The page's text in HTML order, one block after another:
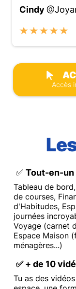
Cindy
Accès
✅ Tout-en-un
Tableau de
de courses,
d'Habitudes,
journées
Voyage (carnet
Espace Maison
ménagères...)
✅ + de 10
Tu as des